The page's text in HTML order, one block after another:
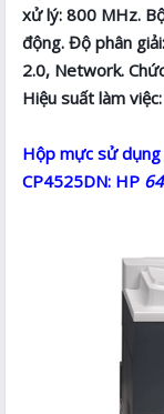
xử lý: 800 MHz.
động. Độ phân
2.0, Network.
Hiệu suất làm
Hộp mực sử dụng
CP4525DN: HP